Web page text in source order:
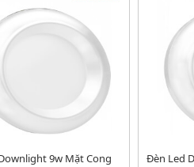
9w Mặt Cong
Đèn Led